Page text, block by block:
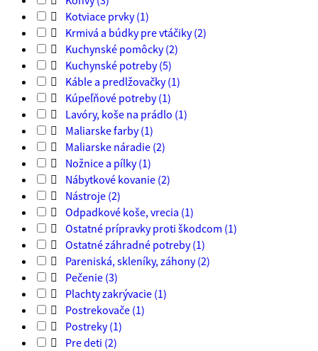

Kotviace prvky(1)

Krmivá a búdky pre vtáčiky(2)

Kuchynské pomôcky(2)

Kuchynské potreby(5)

Káble a predlžovačky(1)

Kúpeľňové potreby(1)

Lavóry, koše na prádlo (1)

Maliarske farby(1)

Maliarske náradie (2)

Nožnice a pílky(1)

Nábytkové kovanie (2)

Nástroje (2)

Odpadkové koše, vrecia (1)

Ostatné prípravky proti škodcom (1)

Ostatné záhradné potreby(1)

Pareniská, skleníky, záhony(2)

Pečenie (3)

Plachty zakrývacie (1)

Postrekovače (1)

Postreky(1)

Pre deti (2)